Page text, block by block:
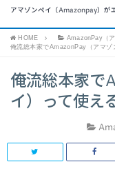
アマゾンペイ（Amazonpay）が
HOME
AmazonPay（ア
俺流総本家でAmazonPay（アマゾ
俺流総本家で
イ）って使え